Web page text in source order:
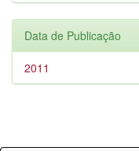
Data de Publicação
2011